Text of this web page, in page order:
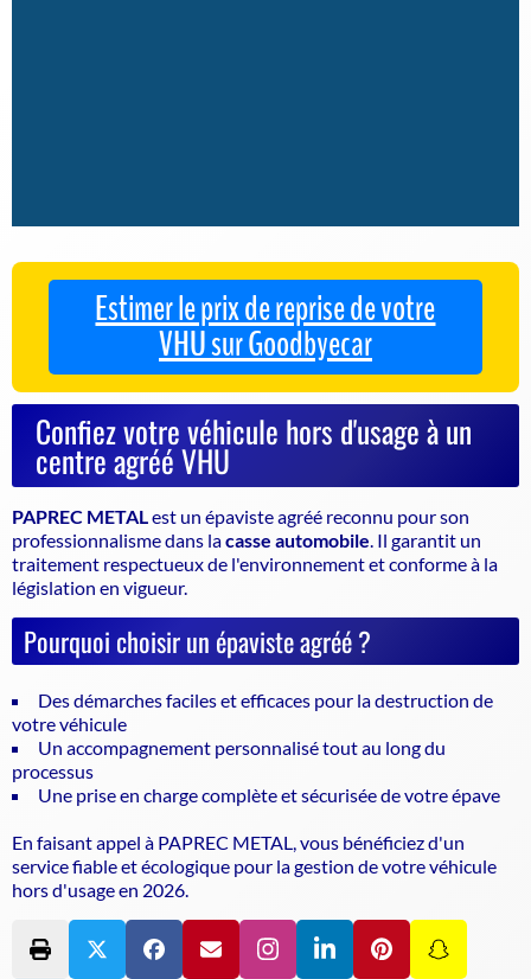
Estimer le prix de reprise de votre
VHU sur Goodbyecar
Confiez votre véhicule hors d'usage à un
centre agréé VHU
PAPREC METAL est un épaviste agréé reconnu pour son
professionnalisme dans lacasse automobile . Il garantit un
traitement respectueux de l'environnement et conforme à la
législation en vigueur.
Pourquoi choisir un épaviste agréé ?
Des démarches faciles et efficaces pour la destruction de
votre véhicule
Un accompagnement personnalisé tout au long du
processus
Une prise en charge complète et sécurisée de votre épave
En faisant appel à PAPREC METAL, vous bénéficiez d'un
service fiable et écologique pour la gestion de votre véhicule
hors d'usage en 2026.